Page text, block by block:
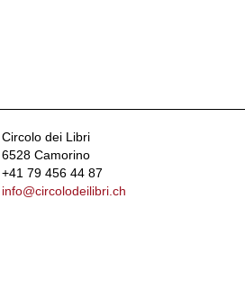
Circolo dei Libri
6528 Camorino
+41 79 456 44 87
info@circolodeilibri.ch